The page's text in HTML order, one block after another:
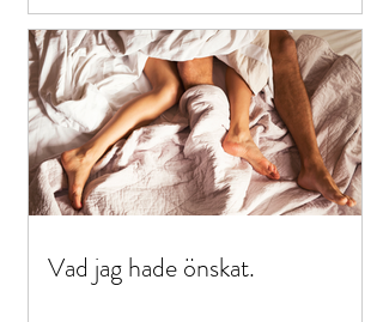
Vad jag hade önskat.